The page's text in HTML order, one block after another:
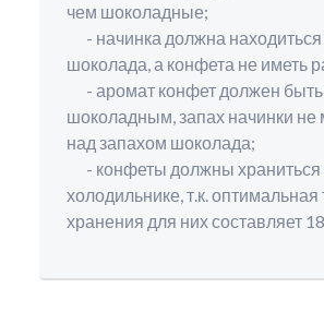
чем шоколадные;
- начинка должна
шоколада, а конфета не иметь
- аромат конфет должен
шоколадным, запах начинки не
над запахом шоколада;
- конфеты должны храниться
холодильнике, т.к.
хранения для них составляет